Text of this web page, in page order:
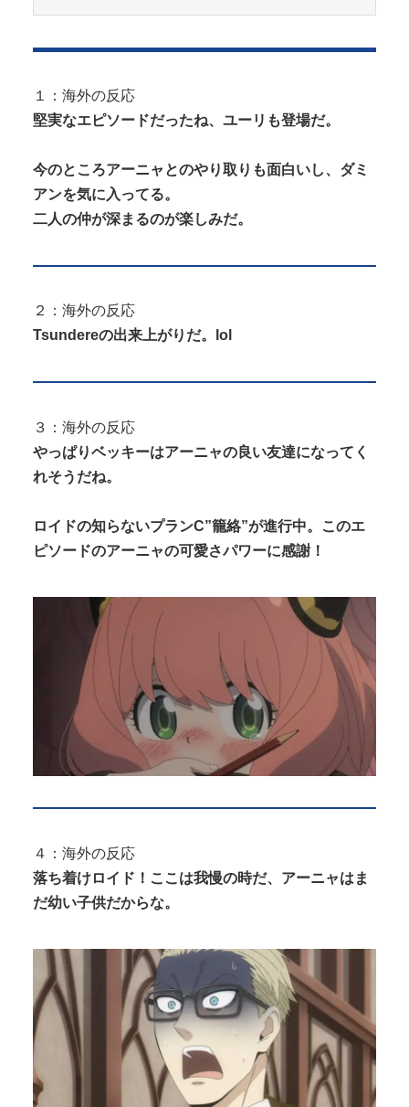
１：海外の反応
堅実なエピソードだったね、ユーリも登場だ。
今のところアーニャとのやり取りも面白いし、ダミ
アンを気に入ってる。
二人の仲が深まるのが楽しみだ。
２：海外の反応
Tsundereの出来上がりだ。lol
３：海外の反応
やっぱりベッキーはアーニャの良い友達になってく
れそうだね。
ロイドの知らないプランC”籠絡”が進行中。このエ
ピソードのアーニャの可愛さパワーに感謝！
４：海外の反応
落ち着けロイド！ここは我慢の時だ、アーニャはま
だ幼い子供だからな。